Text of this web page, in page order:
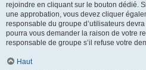
rejoindre en cliquant sur le bouton dédié.
une approbation, vous devez cliquer
responsable du groupe d’utilisateurs
pourra vous demander la raison de votre
responsable de groupe s’il refuse votre
Haut